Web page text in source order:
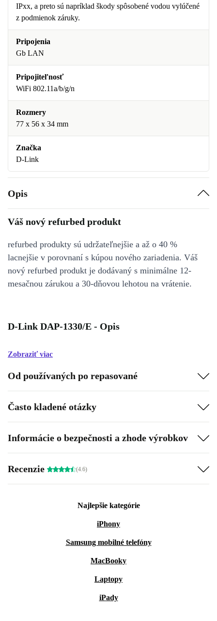
IPxx, a preto sú napríklad škody spôsobené vodou vylúčené
z podmienok záruky.
Pripojenia
Gb LAN
Pripojiteľnosť
WiFi 802.11a/b/g/n
Rozmery
77 x 56 x 34 mm
Značka
D-Link
Opis
Váš nový refurbed produkt
refurbed produkty sú udržateľnejšie a až o 40 %
lacnejšie v porovnaní s kúpou nového zariadenia. Váš
nový refurbed produkt je dodávaný s minimálne 12-
mesačnou zárukou a 30-dňovou lehotou na vrátenie.
D-Link DAP-1330/E - Opis
Zobraziť viac
Od používaných po repasované
Často kladené otázky
Informácie o bezpečnosti a zhode výrobkov
Recenzie (4.6)
Najlepšie kategórie
iPhony
Samsung mobilné telefóny
MacBooky
Laptopy
iPady